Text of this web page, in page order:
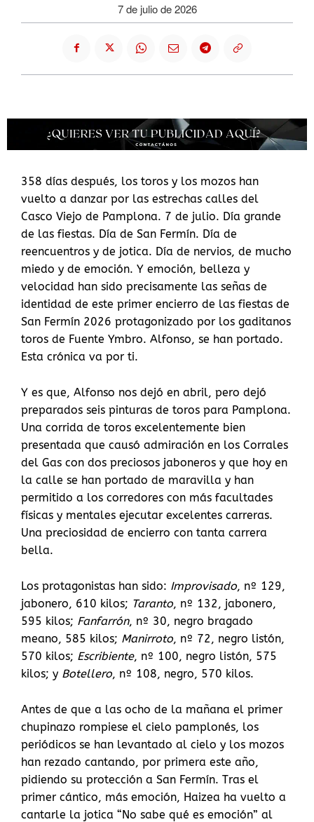
7 de julio de 2026
358 días después, los toros y los mozos han
vuelto a danzar por las estrechas calles del
Casco Viejo de Pamplona. 7 de julio. Día grande
de las fiestas. Día de San Fermín. Día de
reencuentros y de jotica. Día de nervios, de mucho
miedo y de emoción. Y emoción, belleza y
velocidad han sido precisamente las señas de
identidad de este primer encierro de las fiestas de
San Fermín 2026 protagonizado por los gaditanos
toros de Fuente Ymbro. Alfonso, se han portado.
Esta crónica va por ti.
Y es que, Alfonso nos dejó en abril, pero dejó
preparados seis pinturas de toros para Pamplona.
Una corrida de toros excelentemente bien
presentada que causó admiración en los Corrales
del Gas con dos preciosos jaboneros y que hoy en
la calle se han portado de maravilla y han
permitido a los corredores con más facultades
físicas y mentales ejecutar excelentes carreras.
Una preciosidad de encierro con tanta carrera
bella.
Los protagonistas han sido: Improvisado, nº 129,
jabonero, 610 kilos; Taranto, nº 132, jabonero,
595 kilos; Fanfarrón, nº 30, negro bragado
meano, 585 kilos; Manirroto, nº 72, negro listón,
570 kilos; Escribiente, nº 100, negro listón, 575
kilos; y Botellero, nº 108, negro, 570 kilos.
Antes de que a las ocho de la mañana el primer
chupinazo rompiese el cielo pamplonés, los
periódicos se han levantado al cielo y los mozos
han rezado cantando, por primera este año,
pidiendo su protección a San Fermín. Tras el
primer cántico, más emoción, Haizea ha vuelto a
cantarle la jotica “No sabe qué es emoción” al